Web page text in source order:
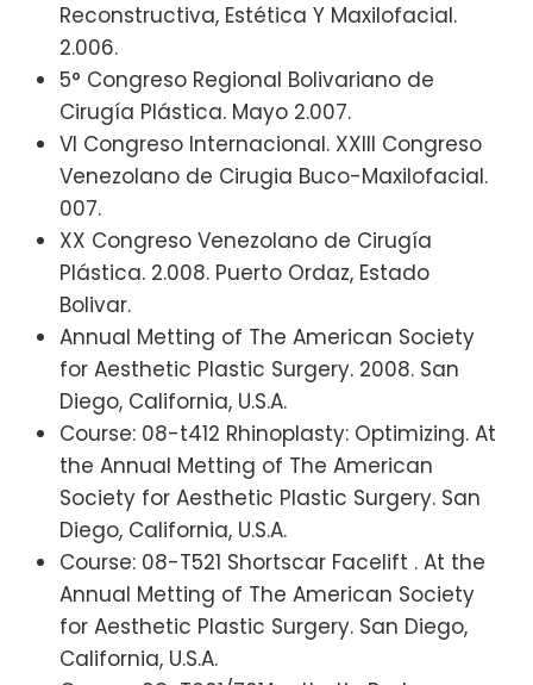
Reconstructiva, Estética Y Maxilofacial.
2.006.
5° Congreso Regional Bolivariano de
Cirugía Plástica. Mayo 2.007.
VI Congreso Internacional. XXIII Congreso
Venezolano de Cirugia Buco-Maxilofacial.
007.
XX Congreso Venezolano de Cirugía
Plástica. 2.008. Puerto Ordaz, Estado
Bolivar.
Annual Metting of The American Society
for Aesthetic Plastic Surgery. 2008. San
Diego, California, U.S.A.
Course: 08-t412 Rhinoplasty: Optimizing. At
the Annual Metting of The American
Society for Aesthetic Plastic Surgery. San
Diego, California, U.S.A.
Course: 08-T521 Shortscar Facelift . At the
Annual Metting of The American Society
for Aesthetic Plastic Surgery. San Diego,
California, U.S.A.